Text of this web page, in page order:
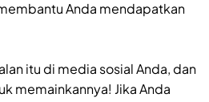
Anda mendapatkan
itu di media sosial Anda, dan
memainkannya! Jika Anda